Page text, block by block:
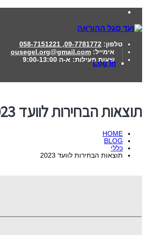
טלפון: 09-7781772, 058-7151221
אימייל: ousegel.org@gmail.com
שעות פעילות: א-ה 9:00-13:00 Log In
תוצאות הבחירות לוועד 2023
HOME
BLOG
כללי
תוצאות הבחירות לוועד 2023